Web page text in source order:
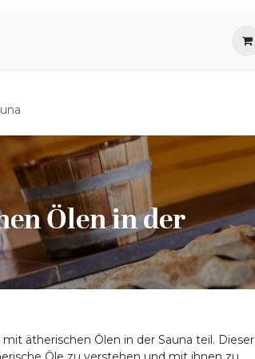
Ölen in der
ätherischen Ölen in der Sauna teil. Dieser